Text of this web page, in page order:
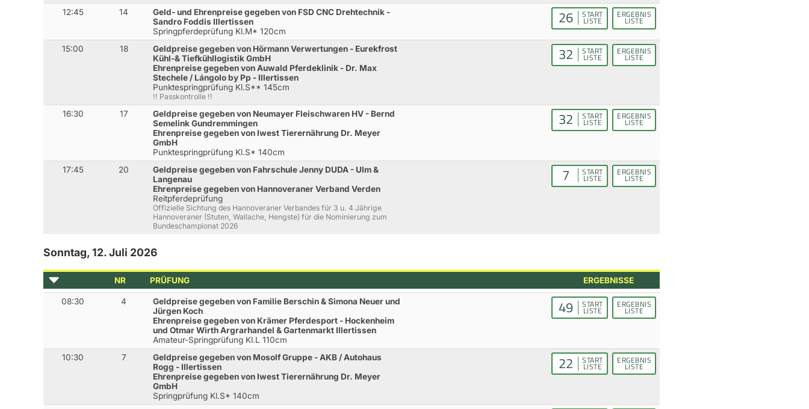
12:45 14
Geld- und Ehrenpreise gegeben von FSD CNC Drehtechnik -
Sandro Foddis Illertissen
Springpferdeprüfung Kl.M* 120cm
26 START
LISTE
ERGEBNIS
LISTE
15:00 18
Geldpreise gegeben von Hörmann Verwertungen - Eurekfrost
Kühl-& Tiefkühllogistik GmbH
Ehrenpreise gegeben von Auwald Pferdeklinik - Dr. Max
Stechele / Lángolo by Pp - Illertissen
Punktespringprüfung Kl.S** 145cm
!! Passkontrolle !!
32 START
LISTE
ERGEBNIS
LISTE
16:30 17
Geldpreise gegeben von Neumayer Fleischwaren HV - Bernd
Semelink Gundremmingen
Ehrenpreise gegeben von Iwest Tierernährung Dr. Meyer
GmbH
Punktespringprüfung Kl.S* 140cm
32 START
LISTE
ERGEBNIS
LISTE
17:45 20
Geldpreise gegeben von Fahrschule Jenny DUDA - Ulm &
Langenau
Ehrenpreise gegeben von Hannoveraner Verband Verden
Reitpferdeprüfung
Offizielle Sichtung des Hannoveraner Verbandes für 3 u. 4 Jährige
Hannoveraner (Stuten, Wallache, Hengste) für die Nominierung zum
Bundeschampionat 2026
7 START
LISTE
ERGEBNIS
LISTE
Sonntag, 12. Juli 2026
NR PRÜFUNG ERGEBNISSE
08:30 4
Geldpreise gegeben von Familie Berschin & Simona Neuer und
Jürgen Koch
Ehrenpreise gegeben von Krämer Pferdesport - Hockenheim
und Otmar Wirth Argrarhandel & Gartenmarkt Illertissen
Amateur-Springprüfung Kl.L 110cm
49 START
LISTE
ERGEBNIS
LISTE
10:30 7
Geldpreise gegeben von Mosolf Gruppe - AKB / Autohaus
Rogg - Illertissen
Ehrenpreise gegeben von Iwest Tierernährung Dr. Meyer
GmbH
Springprüfung Kl.S* 140cm
22 START
LISTE
ERGEBNIS
LISTE